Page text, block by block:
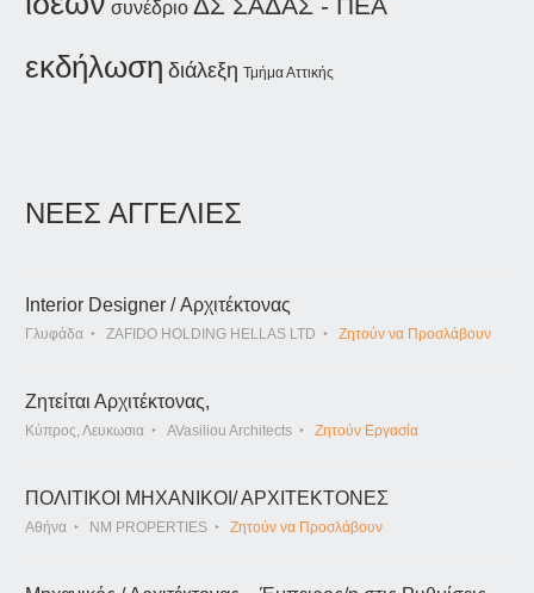
συνέδριο
εκδήλωση διάλεξη Τμήμα Αττικής
ΝΕΕΣ ΑΓΓΕΛΙΕΣ
Interior Designer / Αρχιτέκτονας
Γλυφάδα ZAFIDO HOLDING HELLAS LTD Ζητούν να Προσλάβουν
Ζητείται Αρχιτέκτονας,
Κύπρος, Λευκωσια AVasiliou Architects Ζητούν Εργασία
ΠΟΛΙΤΙΚΟΙ ΜΗΧΑΝΙΚΟΙ/ ΑΡΧΙΤΕΚΤΟΝΕΣ
Αθήνα NM PROPERTIES Ζητούν να Προσλάβουν